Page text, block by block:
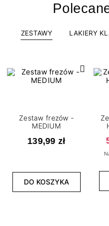
ZESTAWY LAKIERY
Zestaw frezów -
MEDIUM
139,99 zł
DO KOSZYKA